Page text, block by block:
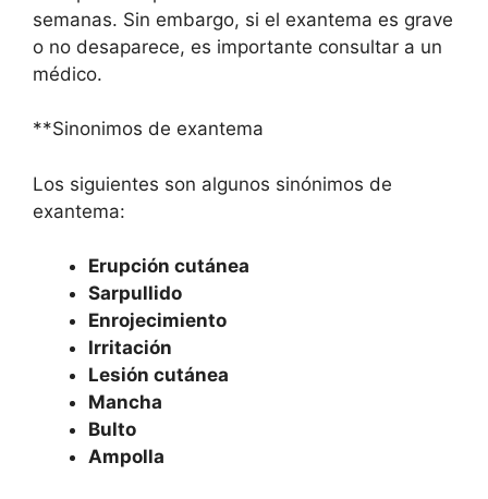
semanas. Sin embargo, si el exantema es grave
o no desaparece, es importante consultar a un
médico.
**Sinonimos de exantema
Los siguientes son algunos sinónimos de
exantema:
Erupción cutánea
Sarpullido
Enrojecimiento
Irritación
Lesión cutánea
Mancha
Bulto
Ampolla